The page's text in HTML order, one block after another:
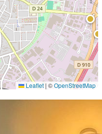
Leaflet | ©OpenStreetMap